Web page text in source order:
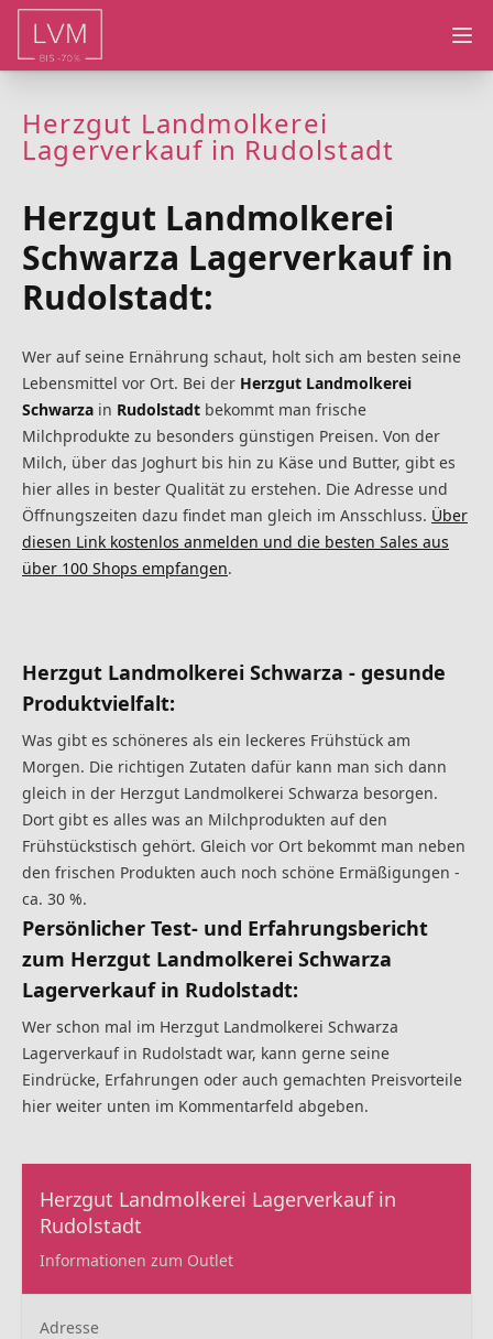
Herzgut Landmolkerei
Lagerverkauf in Rudolstadt
Herzgut Landmolkerei
Schwarza Lagerverkauf in
Rudolstadt:
Wer auf seine Ernährung schaut, holt sich am besten seine
Lebensmittel vor Ort. Bei der Herzgut Landmolkerei
Schwarza in Rudolstadt bekommt man frische
Milchprodukte zu besonders günstigen Preisen. Von der
Milch, über das Joghurt bis hin zu Käse und Butter, gibt es
hier alles in bester Qualität zu erstehen. Die Adresse und
Öffnungszeiten dazu findet man gleich im Ansschluss. Über
diesen Link kostenlos anmelden und die besten Sales aus
über 100 Shops empfangen.
Herzgut Landmolkerei Schwarza - gesunde
Produktvielfalt:
Was gibt es schöneres als ein leckeres Frühstück am
Morgen. Die richtigen Zutaten dafür kann man sich dann
gleich in der Herzgut Landmolkerei Schwarza besorgen.
Dort gibt es alles was an Milchprodukten auf den
Frühstückstisch gehört. Gleich vor Ort bekommt man neben
den frischen Produkten auch noch schöne Ermäßigungen -
ca. 30 %.
Persönlicher Test- und Erfahrungsbericht
zum Herzgut Landmolkerei Schwarza
Lagerverkauf in Rudolstadt:
Wer schon mal im Herzgut Landmolkerei Schwarza
Lagerverkauf in Rudolstadt war, kann gerne seine
Eindrücke, Erfahrungen oder auch gemachten Preisvorteile
hier weiter unten im Kommentarfeld abgeben.
Herzgut Landmolkerei Lagerverkauf in
Rudolstadt
Informationen zum Outlet
Adresse